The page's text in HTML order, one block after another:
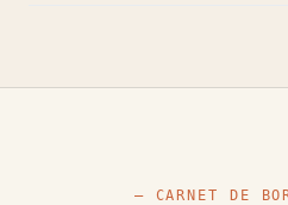
— CARNET DE